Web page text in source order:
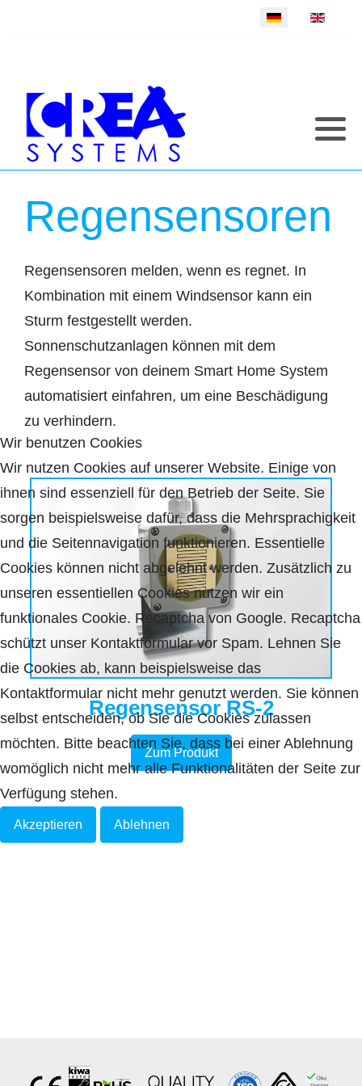
Sprache auswählen
Regensensoren
Regensensoren melden, wenn es regnet. In
Kombination mit einem Windsensor kann ein
Sturm festgestellt werden.
Sonnenschutzanlagen können mit dem
Regensensor von deinem Smart Home System
automatisiert einfahren, um eine Beschädigung
zu verhindern.
Regensensor RS-2
Zum Produkt
Wir benutzen Cookies
Wir nutzen Cookies auf unserer Website. Einige von
ihnen sind essenziell für den Betrieb der Seite. Sie
sorgen beispielsweise dafür, dass die Mehrsprachigkeit
und die Seitennavigation funktionieren. Essentielle
Cookies können nicht abgelehnt werden. Zusätzlich zu
unseren essentiellen Cookies nutzen wir ein
funktionales Cookie. Recaptcha von Google. Recaptcha
schützt unser Kontaktformular vor Spam. Lehnen Sie
die Cookies ab, kann beispielsweise das
Kontaktformular nicht mehr genutzt werden. Sie können
selbst entscheiden, ob Sie die Cookies zulassen
möchten. Bitte beachten Sie, dass bei einer Ablehnung
womöglich nicht mehr alle Funktionalitäten der Seite zur
Verfügung stehen.
Akzeptieren Ablehnen